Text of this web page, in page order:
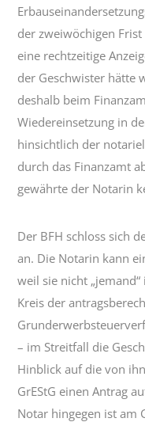
der zweiwöchigen
eine rechtzeitige
der Geschwister hätte
deshalb beim
Wiedereinsetzung in
hinsichtlich der
durch das Finanzamt
gewährte der Notarin
Der BFH schloss sich
an. Die Notarin kann
weil sie nicht „jemand“
Kreis der
– im Streitfall die
Hinblick auf die von
GrEStG einen Antrag
Notar hingegen ist am